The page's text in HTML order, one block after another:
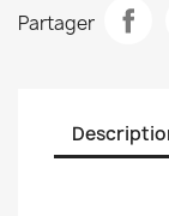
Partager